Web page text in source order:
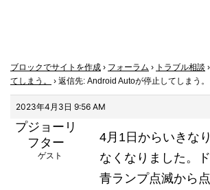
ブロックでサイトを作成 › フォーラム › トラブル相談 ›
てしまう。
› 返信先: Android Autoが停止してしまう。
2023年4月3日 9:56 AM
プジョーリ
フター
ゲスト
4月1日からいきな
なくなりました。
青ランプ点滅から